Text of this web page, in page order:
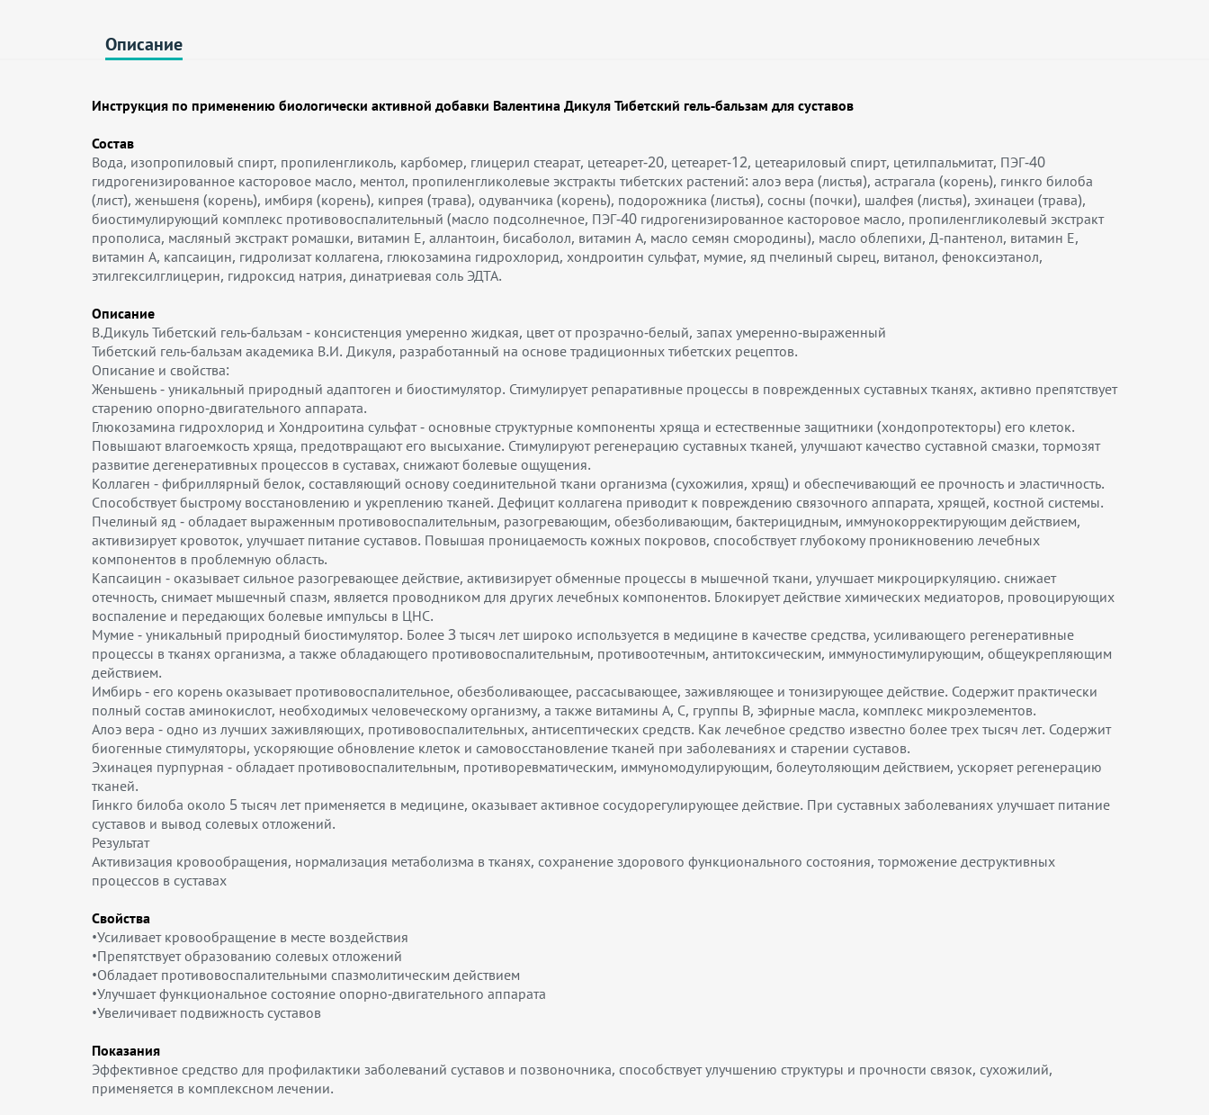
Описание
Инструкция по применению биологически активной добавки Валентина Дикуля Тибетский гель-бальзам для суставов
Состав
Вода, изопропиловый спирт, пропиленгликоль, карбомер, глицерил стеарат, цетеарет-20, цетеарет-12, цетеариловый спирт, цетилпальмитат, ПЭГ-40
гидрогенизированное касторовое масло, ментол, пропиленгликолевые экстракты тибетских растений: алоэ вера (листья), астрагала (корень), гинкго билоба
(лист), женьшеня (корень), имбиря (корень), кипрея (трава), одуванчика (корень), подорожника (листья), сосны (почки), шалфея (листья), эхинацеи (трава),
биостимулирующий комплекс противовоспалительный (масло подсолнечное, ПЭГ-40 гидрогенизированное касторовое масло, пропиленгликолевый экстракт
прополиса, масляный экстракт ромашки, витамин Е, аллантоин, бисаболол, витамин А, масло семян смородины), масло облепихи, Д-пантенол, витамин Е,
витамин А, капсаицин, гидролизат коллагена, глюкозамина гидрохлорид, хондроитин сульфат, мумие, яд пчелиный сырец, витанол, феноксиэтанол,
этилгексилглицерин, гидроксид натрия, динатриевая соль ЭДТА.
Описание
В.Дикуль Тибетский гель-бальзам - консистенция умеренно жидкая, цвет от прозрачно-белый, запах умеренно-выраженный
Тибетский гель-бальзам академика В.И. Дикуля, разработанный на основе традиционных тибетских рецептов.
Описание и свойства:
Женьшень - уникальный природный адаптоген и биостимулятор. Стимулирует репаративные процессы в поврежденных суставных тканях, активно препятствует
старению опорно-двигательного аппарата.
Глюкозамина гидрохлорид и Хондроитина сульфат - основные структурные компоненты хряща и естественные защитники (хондопротекторы) его клеток.
Повышают влагоемкость хряща, предотвращают его высыхание. Стимулируют регенерацию суставных тканей, улучшают качество суставной смазки, тормозят
развитие дегенеративных процессов в суставах, снижают болевые ощущения.
Коллаген - фибриллярный белок, составляющий основу соединительной ткани организма (сухожилия, хрящ) и обеспечивающий ее прочность и эластичность.
Способствует быстрому восстановлению и укреплению тканей. Дефицит коллагена приводит к повреждению связочного аппарата, хрящей, костной системы.
Пчелиный яд - обладает выраженным противовоспалительным, разогревающим, обезболивающим, бактерицидным, иммунокорректирующим действием,
активизирует кровоток, улучшает питание суставов. Повышая проницаемость кожных покровов, способствует глубокому проникновению лечебных
компонентов в проблемную область.
Капсаицин - оказывает сильное разогревающее действие, активизирует обменные процессы в мышечной ткани, улучшает микроциркуляцию. снижает
отечность, снимает мышечный спазм, является проводником для других лечебных компонентов. Блокирует действие химических медиаторов, провоцирующих
воспаление и передающих болевые импульсы в ЦНС.
Мумие - уникальный природный биостимулятор. Более 3 тысяч лет широко используется в медицине в качестве средства, усиливающего регенеративные
процессы в тканях организма, а также обладающего противовоспалительным, противоотечным, антитоксическим, иммуностимулирующим, общеукрепляющим
действием.
Имбирь - его корень оказывает противовоспалительное, обезболивающее, рассасывающее, заживляющее и тонизирующее действие. Содержит практически
полный состав аминокислот, необходимых человеческому организму, а также витамины А, С, группы В, эфирные масла, комплекс микроэлементов.
Алоэ вера - одно из лучших заживляющих, противовоспалительных, антисептических средств. Как лечебное средство известно более трех тысяч лет. Содержит
биогенные стимуляторы, ускоряющие обновление клеток и самовосстановление тканей при заболеваниях и старении суставов.
Эхинацея пурпурная - обладает противовоспалительным, противоревматическим, иммуномодулирующим, болеутоляющим действием, ускоряет регенерацию
тканей.
Гинкго билоба около 5 тысяч лет применяется в медицине, оказывает активное сосудорегулирующее действие. При суставных заболеваниях улучшает питание
суставов и вывод солевых отложений.
Результат
Активизация кровообращения, нормализация метаболизма в тканях, сохранение здорового функционального состояния, торможение деструктивных
процессов в суставах
Свойства
•Усиливает кровообращение в месте воздействия
•Препятствует образованию солевых отложений
•Обладает противовоспалительными спазмолитическим действием
•Улучшает функциональное состояние опорно-двигательного аппарата
•Увеличивает подвижность суставов
Показания
Эффективное средство для профилактики заболеваний суставов и позвоночника, способствует улучшению структуры и прочности связок, сухожилий,
применяется в комплексном лечении.